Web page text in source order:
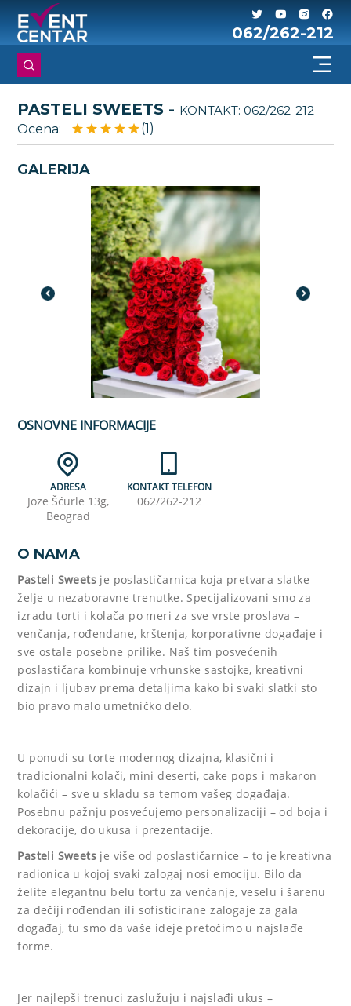
062/262-212
PASTELI SWEETS - KONTAKT:062/262-212
Ocena:
(1)
GALERIJA
OSNOVNE INFORMACIJE
ADRESA
Joze Šćurle 13g,
Beograd
KONTAKT TELEFON
062/262-212
O NAMA
Pasteli Sweets je poslastičarnica koja pretvara slatke
želje u nezaboravne trenutke. Specijalizovani smo za
izradu torti i kolača po meri za sve vrste proslava –
venčanja, rođendane, krštenja, korporativne događaje i
sve ostale posebne prilike. Naš tim posvećenih
poslastičara kombinuje vrhunske sastojke, kreativni
dizajn i ljubav prema detaljima kako bi svaki slatki sto
bio pravo malo umetničko delo.
U ponudi su torte modernog dizajna, klasični i
tradicionalni kolači, mini deserti, cake pops i makaron
kolačići – sve u skladu sa temom vašeg događaja.
Posebnu pažnju posvećujemo personalizaciji – od boja i
dekoracije, do ukusa i prezentacije.
Pasteli Sweets je više od poslastičarnice – to je kreativna
radionica u kojoj svaki zalogaj nosi emociju. Bilo da
želite elegantnu belu tortu za venčanje, veselu i šarenu
za dečiji rođendan ili sofisticirane zalogaje za gala
događaj, tu smo da vaše ideje pretočimo u najslađe
forme.
Jer najlepši trenuci zaslužuju i najslađi ukus –